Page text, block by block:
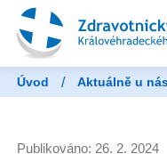
Úvod / Aktuálně u
Publikováno: 26. 2. 2024